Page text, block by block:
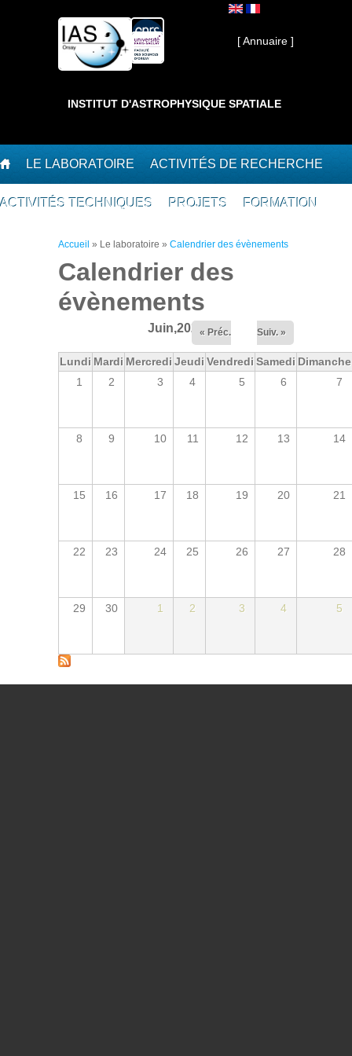
Interne ]
[ Annuaire ]
INSTITUT D'ASTROPHYSIQUE SPATIALE
LE LABORATOIRE ACTIVITÉS DE RECHERCHE
ACTIVITÉS TECHNIQUES PROJETS FORMATION
Vous êtes ici
Accueil » Le laboratoire » Calendrier des évènements
Calendrier des
évènements
Juin,2026« Préc. Suiv. »
Lundi Mardi Mercredi Jeudi Vendredi Samedi Dimanche
1
2 3 4 5 6 7
8 9 10 11 12 13 14
15 16 17 18 19 20 21
22 23 24 25 26 27 28
29 30 1 2 3 4 5